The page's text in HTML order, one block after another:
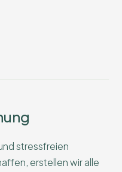
stressfreien
erstellen wir alle